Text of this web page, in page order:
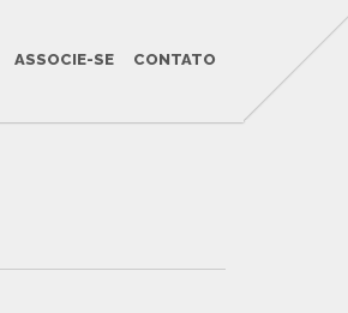
ASSOCIE-SE CONTATO